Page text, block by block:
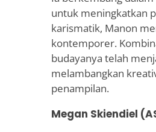
untuk meningkatkan
karismatik, Manon
kontemporer.
budayanya telah
melambangkan
penampilan.
Megan Skiendiel